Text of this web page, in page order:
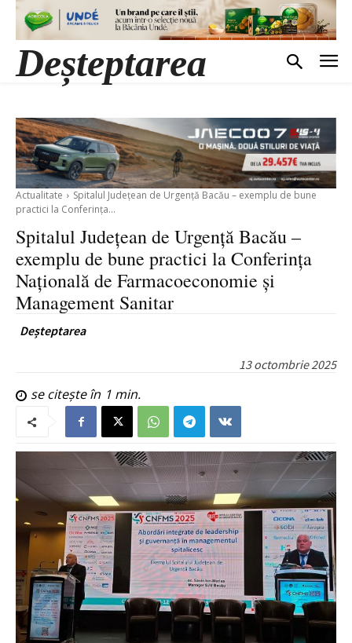
Deșteptarea
Actualitate
Spitalul Județean de Urgență Bacău – exemplu de bune
practici la Conferința...
Spitalul Județean de Urgență Bacău –
exemplu de bune practici la Conferința
Națională de Farmacoeconomie și
Management Sanitar
Deșteptarea
13 octombrie 2025
se citește în 1 min.